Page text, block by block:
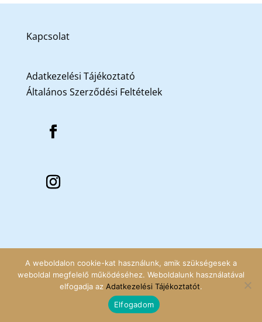
Kapcsolat
Adatkezelési Tájékoztató
Általános Szerződési Feltételek
A weboldalon cookie-kat használunk, amik szükségesek a
weboldal megfelelő működéséhez. Weboldalunk használatával
elfogadja az Adatkezelési Tájékoztatót.
Elfogadom